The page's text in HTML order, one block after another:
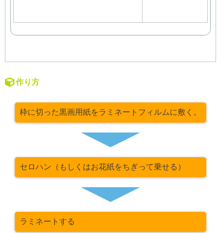
作り方
枠に切った黒画用紙をラミネートフィルムに敷く。
セロハン（もしくはお花紙をちぎって乗せる）
ラミネートする